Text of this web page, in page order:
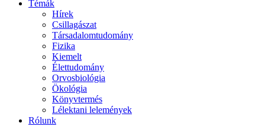
Témák
Hírek
Csillagászat
Társadalomtudomány
Fizika
Kiemelt
Élettudomány
Orvosbiológia
Ökológia
Könyvtermés
Lélektani lelemények
Rólunk